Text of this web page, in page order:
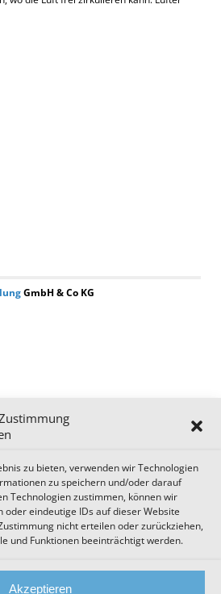
zu bieten, verwenden wir Technologien
zu speichern und/oder darauf
Technologien zustimmen, können wir
oder eindeutige IDs auf dieser Website
nicht erteilen oder zurückziehen,
und Funktionen beeinträchtigt werden.
Akzeptieren
GmbH & Co KG